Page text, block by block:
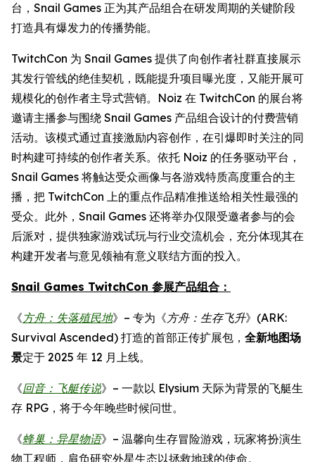
台，Snail Games 正为其产品组合在研发周期的关键阶段
打造具有爆发力的传播势能。
TwitchCon 为 Snail Games 提供了向创作者社群直接展示
其发行管线的绝佳契机，既能提升项目曝光度，又能开展可
规模化的创作者主导式营销。Noiz 在 TwitchCon 的展台将
邀请主播参与围绕 Snail Games 产品组合设计的付费营销
活动。该模式通过直接激励内容创作，在引爆即时关注的同
时构建可持续的创作者关系。依托 Noiz 的任务驱动平台，
Snail Games 将触达受众画像与各游戏特质高度重合的主
播，把 TwitchCon 上的重点作品精准推送给相关性最强的
受众。此外，Snail Games 还将举办仅限受邀者参与的会
后派对，提供独家游戏试玩与行业交流机会，充分体现其在
构建开发者与意见领袖有意义联结方面的投入。
Snail Games TwitchCon 参展产品组合：
《方舟：失落殖民地》– 专为《方舟：生存飞升》(ARK:
Survival Ascended) 打造的首部正传扩展包， 全新地图场
景定于 2025 年 12 月上线。
《回音：飞艇传说》– 一款以 Elysium 天际为背景的飞艇生
存 RPG，将于今年晚些时候问世。
《蜂巢：异星物语》– 温馨向生存冒险游戏，玩家将扮演生
物工程师，肩负研究外星生态以拯救地球的使命。